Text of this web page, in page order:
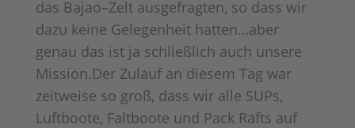
das Bajao–Zelt ausgefragten, so dass wir
dazu keine Gelegenheit hatten…aber
genau das ist ja schließlich auch unsere
Mission.Der Zulauf an diesem Tag war
zeitweise so groß, dass wir alle SUPs,
Luftboote, Faltboote und Pack Rafts auf